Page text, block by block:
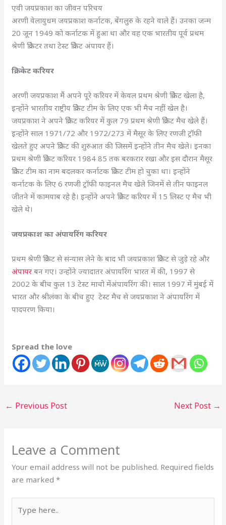
एवी जयप्रकाश का जीवन परिचय
अरणी वेलायुधम जयप्रकाश कर्नाटक, बेंगलुरु के रहने वाले हैं। उनका जन्म
20 जून 1949 को कर्नाटक में हुआ था और वह एक भारतीय पूर्व प्रथम
श्रेणी क्रिकेटर तथा टेस्ट क्रिकेट अंपायर हैं।
क्रिकेट करियर
अरणी जयप्रकाश मैं अपने पूरे करियर में केवल प्रथम श्रेणी क्रिकेट खेला है,
इन्होंने भारतीय राष्ट्रीय क्रिकेट टीम के लिए एक भी मैच नहीं खेल है।
जयप्रकाश ने अपने क्रिकेट करियर में कुल 79 प्रथम श्रेणी क्रिकेट मैच खेले हैं।
इन्होंने साल 1971/72 और 1972/273 में मैसूर के लिए रणजी ट्रॉफी
खेलते हुए अपने क्रिकेट की शुरुआत की जिसमें इन्होंने तीन मैच खेले। इनका
प्रथम श्रेणी क्रिकेट करियर 1984 85 तक बरकरार रखा और इस दौरान मैसूर
क्रिकेट टीम का नाम बदलकर कर्नाटक क्रिकेट टीम हो चुका था। इन्होंने
कर्नाटक के लिए 6 रणजी ट्रॉफी फाइनल मैच खेले जिनमें से तीन फाइनल
जीतने में कामयाब रहे है। इन्होंने अपने क्रिकेट करियर में 15 लिस्ट ए मैच भी
खेले थे।
जयप्रकाश का अंपायरिंग करियर
प्रथम श्रेणी क्रिकेट से संन्यास लेने के बाद भी जयप्रकाश क्रिकेट से जुड़े रहे और
अंपायरबन गए। उन्होंने ज्यादातर अंपायरिंग भारत में की, 1997 से
2002 के बीच कुल 13 टेस्ट माचो मेंअंपायरिंग की। साल 1997 में मुंबई में
भारत और श्रीलंका के बीच हुए टेस्ट मैच से जयप्रकाश ने अंपायरिंग में
पादपरण किया।
Spread the love
← Previous Post Next Post →
Leave a Comment
Your email address will not be published. Required fields
are marked*
here..